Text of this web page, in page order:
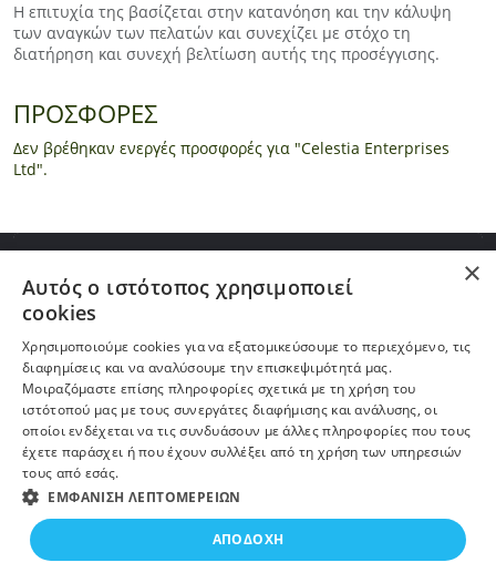
Η επιτυχία της βασίζεται στην κατανόηση και την κάλυψη
των αναγκών των πελατών και συνεχίζει με στόχο τη
διατήρηση και συνεχή βελτίωση αυτής της προσέγγισης.
ΠΡΟΣΦΟΡΕΣ
Δεν βρέθηκαν ενεργές προσφορές για "Celestia Enterprises
Ltd".
Η ΕΤΑΙΡΕΙΑ
ΠΕΡΙΣΣΟΤΕΡΑ
ΕΓΓΡΑΦΗ ΣΤΟ NEWSLETTER
×
Αυτός ο ιστότοπος χρησιμοποιεί
cookies
Χρησιμοποιούμε cookies για να εξατομικεύσουμε το περιεχόμενο, τις
διαφημίσεις και να αναλύσουμε την επισκεψιμότητά μας.
Μοιραζόμαστε επίσης πληροφορίες σχετικά με τη χρήση του
ιστότοπού μας με τους συνεργάτες διαφήμισης και ανάλυσης, οι
οποίοι ενδέχεται να τις συνδυάσουν με άλλες πληροφορίες που τους
έχετε παράσχει ή που έχουν συλλέξει από τη χρήση των υπηρεσιών
τους από εσάς.
ΕΜΦΆΝΙΣΗ ΛΕΠΤΟΜΕΡΕΙΏΝ
ΑΠΟΔΟΧΉ